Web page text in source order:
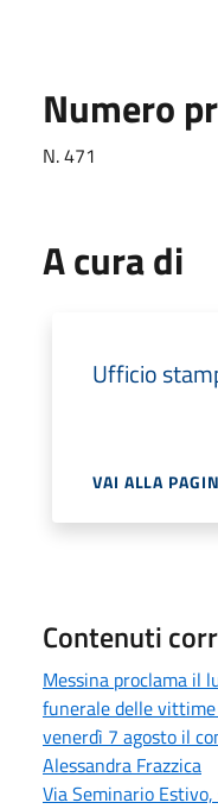
Numero
N. 471
A cura di
Ufficio
VAI ALLA
Contenuti
Messina proclama il
funerale delle
venerdì 7 agosto il
Alessandra Frazzica
Via Seminario